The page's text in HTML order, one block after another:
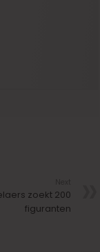
zoekt 200
figuranten